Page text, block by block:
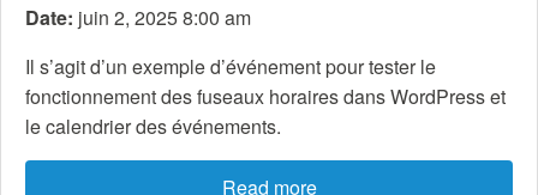
Date: juin 2, 2025 8:00 am
Il s’agit d’un exemple d’événement pour tester le
fonctionnement des fuseaux horaires dans WordPress et
le calendrier des événements.
Read more